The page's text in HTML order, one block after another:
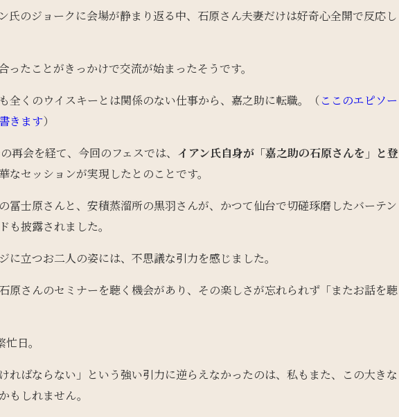
氏のジョークに会場が静まり返る中、石原さん夫妻だけは好奇心全開で反応し
たことがきっかけで交流が始まったそうです。
全くのウイスキーとは関係のない仕事から、嘉之助に転職。（ここのエピソー
きます）
再会を経て、今回のフェスでは、 イアン氏自身が「嘉之助の石原さんを」と登
なセッションが実現したとのことです。
冨士原さんと、安積蒸溜所の黒羽さんが、かつて仙台で切磋琢磨したバーテン
も披露されました。
に立つお二人の姿には、不思議な引力を感じました。
原さんのセミナーを聴く機会があり、その楽しさが忘れられず「またお話を聴
日。
ればならない」という強い引力に逆らえなかったのは、私もまた、この大きな
もしれません。